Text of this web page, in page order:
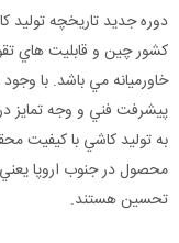
دوره جديد تاريخچه توليد
کشور چين و قابليت هاي
خاورميانه مي باشد. با
پيشرفت فني و وجه تمايز
به توليد کاشي با کيفيت
محصول در جنوب اروپا يعني
تحسين هستند.